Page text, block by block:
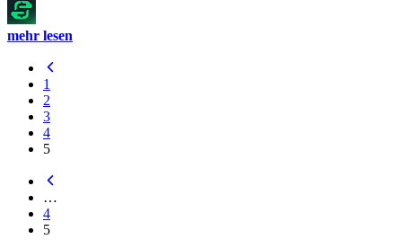
mehr lesen
1
2
3
4
5
…
4
5